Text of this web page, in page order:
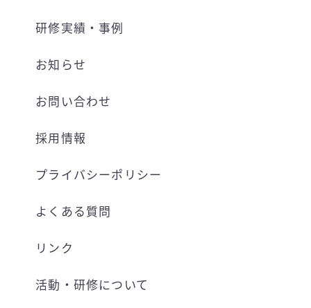
研修実績・事例
お知らせ
お問い合わせ
採用情報
プライバシーポリシー
よくある質問
リンク
活動・研修について